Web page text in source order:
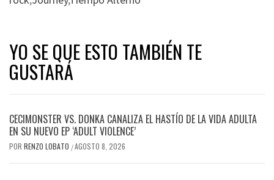
YO SE QUE ESTO TAMBIÉN TE
GUSTARÁ
CECIMONSTER VS. DONKA CANALIZA EL HASTÍO DE LA VIDA ADULTA
EN SU NUEVO EP ‘ADULT VIOLENCE’
POR RENZO LOBATO /AGOSTO 8, 2026